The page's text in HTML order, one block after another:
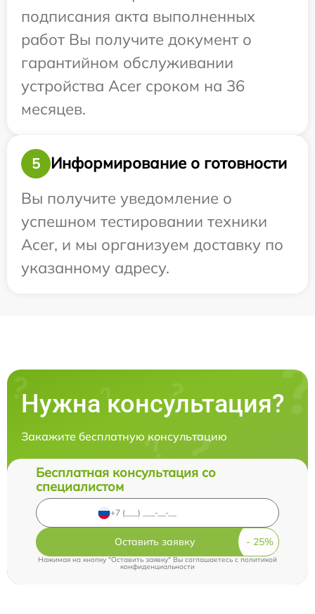
подписания акта выполненных
работ Вы получите документ о
гарантийном обслуживании
устройства Acer сроком на 36
месяцев.
5
Информирование о готовности
Вы получите уведомление о
успешном тестировании техники
Acer, и мы организуем доставку по
указанному адресу.
Нужна консультация?
Закажите бесплатную консультацию
Бесплатная консультация со
специалистом
Оставить заявку
Нажимая на кнопку "Оставить заявку" Вы соглашаетесь cполитикой
конфиденциальности